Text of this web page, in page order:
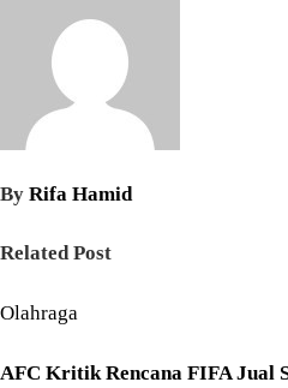
By Rifa Hamid
Related Post
Olahraga
AFC Kritik Rencana FIFA Jual